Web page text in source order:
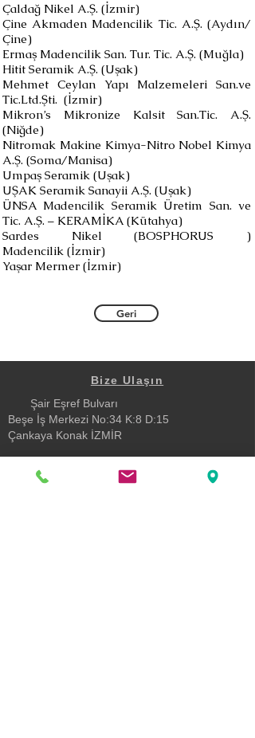
Çaldağ Nikel A.Ş. (İzmir)
Çine Akmaden Madencilik Tic. A.Ş. (Aydın/
Çine)
Ermaş Madencilik San. Tur. Tic. A.Ş. (Muğla)
Hitit Seramik A.Ş. (Uşak)
Mehmet Ceylan Yapı Malzemeleri San.ve
Tic.Ltd.Şti. (İzmir)
Mikron’s Mikronize Kalsit San.Tic. A.Ş.
(Niğde)
Nitromak Makine Kimya-Nitro Nobel Kimya
A.Ş. (Soma/Manisa)
Umpaş Seramik (Uşak)
UŞAK Seramik Sanayii A.Ş. (Uşak)
ÜNSA Madencilik Seramik Üretim San. ve
Tic. A.Ş. – KERAMİKA (Kütahya)
Sardes Nikel (BOSPHORUS )
Madencilik (İzmir)
Yaşar Mermer (İzmir)
Geri
Bize Ulaşın
Şair Eşref Bulvarı
Beşe İş Merkezi No:34 K:8 D:15
Çankaya Konak İZMİR
0232 482 34 80